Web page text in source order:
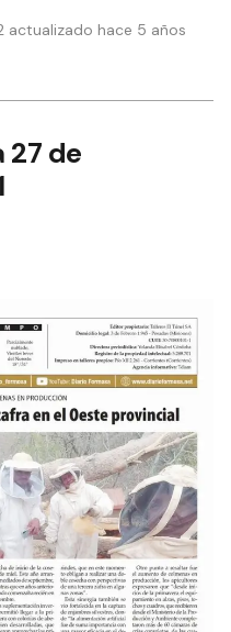
actualizado hace 5 años
27 de